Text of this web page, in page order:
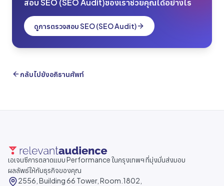
สอบ SEO (SEO Audit)ของเราช่วยคุณได้อย่างไร
ดูการตรวจสอบ SEO (SEO Audit)
กลับไปยังอภิธานศัพท์
เอเจนซีการตลาดแบบ Performance ในกรุงเทพฯ ที่มุ่งมั่นส่งมอบ
ผลลัพธ์ให้กับธุรกิจของคุณ
2556, Building 66 Tower, Room.1802,